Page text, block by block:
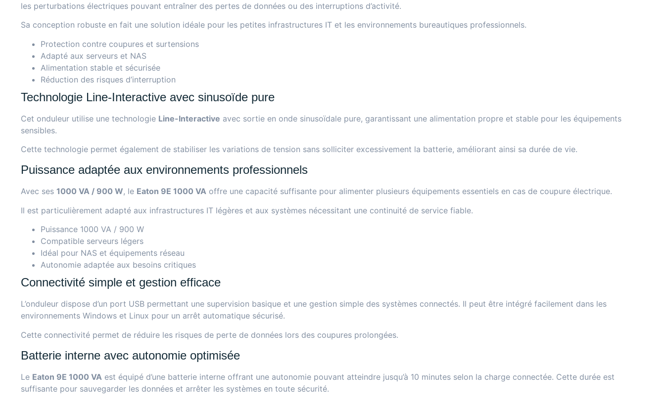
les perturbations électriques pouvant entraîner des pertes de données ou des interruptions d’activité.
Sa conception robuste en fait une solution idéale pour les petites infrastructures IT et les environnements bureautiques professionnels.
Protection contre coupures et surtensions
Adapté aux serveurs et NAS
Alimentation stable et sécurisée
Réduction des risques d’interruption
Technologie Line-Interactive avec sinusoïde pure
Cet onduleur utilise une technologie Line-Interactive avec sortie en onde sinusoïdale pure, garantissant une alimentation propre et stable pour les équipements
sensibles.
Cette technologie permet également de stabiliser les variations de tension sans solliciter excessivement la batterie, améliorant ainsi sa durée de vie.
Puissance adaptée aux environnements professionnels
Avec ses 1000 VA / 900 W, le Eaton 9E 1000 VA offre une capacité suffisante pour alimenter plusieurs équipements essentiels en cas de coupure électrique.
Il est particulièrement adapté aux infrastructures IT légères et aux systèmes nécessitant une continuité de service fiable.
Puissance 1000 VA / 900 W
Compatible serveurs légers
Idéal pour NAS et équipements réseau
Autonomie adaptée aux besoins critiques
Connectivité simple et gestion efficace
L’onduleur dispose d’un port USB permettant une supervision basique et une gestion simple des systèmes connectés. Il peut être intégré facilement dans les
environnements Windows et Linux pour un arrêt automatique sécurisé.
Cette connectivité permet de réduire les risques de perte de données lors des coupures prolongées.
Batterie interne avec autonomie optimisée
Le Eaton 9E 1000 VA est équipé d’une batterie interne offrant une autonomie pouvant atteindre jusqu’à 10 minutes selon la charge connectée. Cette durée est
suffisante pour sauvegarder les données et arrêter les systèmes en toute sécurité.